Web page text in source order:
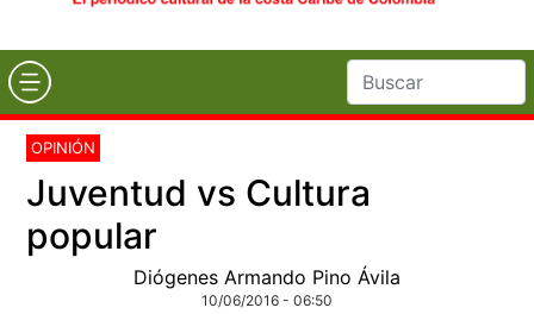
OPINIÓN
Juventud vs Cultura
popular
Diógenes Armando Pino Ávila
10/06/2016 - 06:50